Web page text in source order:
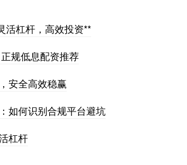
活杠杆，高效投资**
规低息配资推荐
安全高效稳赢
如何识别合规平台避坑
杠杆